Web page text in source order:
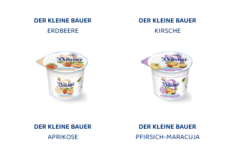
DER KLEINE BAUER
ERDBEERE
DER KLEINE BAUER
KIRSCHE
DER KLEINE BAUER
APRIKOSE
DER KLEINE BAUER
PFIRSICH-MARACUJA